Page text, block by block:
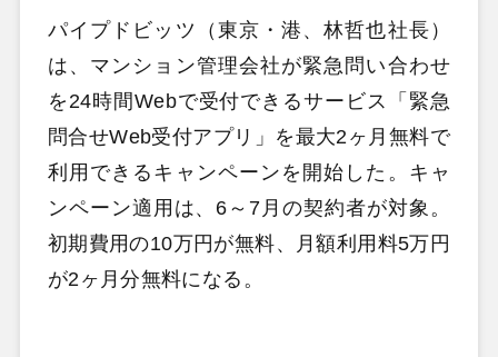
パイプドビッツ（東京・港、林哲也社長）
は、マンション管理会社が緊急問い合わせ
を24時間Webで受付できるサービス「緊急
問合せWeb受付アプリ」を最大2ヶ月無料で
利用できるキャンペーンを開始した。キャ
ンペーン適用は、6～7月の契約者が対象。
初期費用の10万円が無料、月額利用料5万円
が2ヶ月分無料になる。